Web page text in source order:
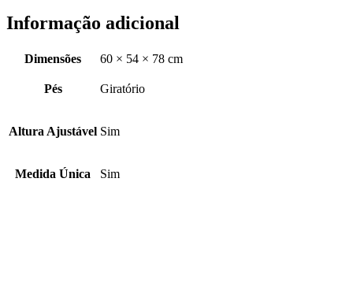
Informação adicional
Dimensões 60 × 54 × 78 cm
Pés Giratório
Altura Ajustável Sim
Medida Única Sim